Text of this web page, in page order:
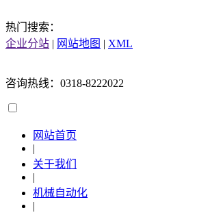
热门搜索：
企业分站 | 网站地图 | XML
咨询热线：0318-8222022
网站首页
|
关于我们
|
机械自动化
|